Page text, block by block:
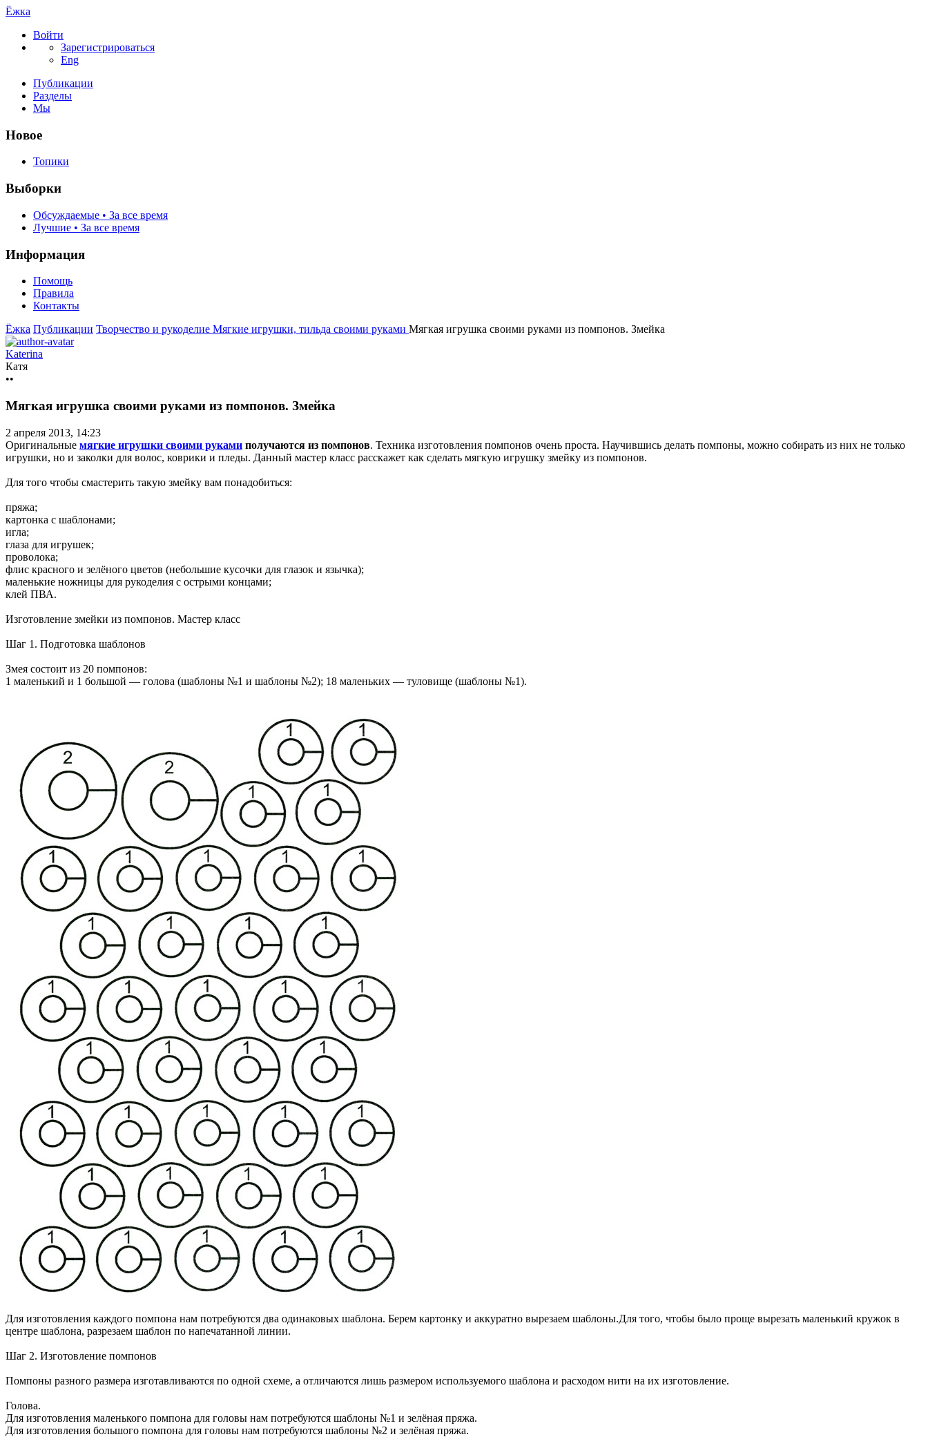
Ёжка
Войти
Зарегистрироваться
Eng
Публикации
Разделы
Мы
Новое
Топики
Выборки
Обсуждаемые • За все время
Лучшие • За все время
Информация
Помощь
Правила
Контакты
Ёжка Публикации Творчество и рукоделие Мягкие игрушки, тильда своими руками Мягкая игрушка своими руками из помпонов. Змейка
Katerina
Катя
••
Мягкая игрушка своими руками из помпонов. Змейка
2 апреля 2013, 14:23
Оригинальные мягкие игрушки своими руками получаются из помпонов. Техника изготовления помпонов очень проста. Научившись делать помпоны, можно собирать из них не только
игрушки, но и заколки для волос, коврики и пледы. Данный мастер класс расскажет как сделать мягкую игрушку змейку из помпонов.
Для того чтобы смастерить такую змейку вам понадобиться:
пряжа;
картонка с шаблонами;
игла;
глаза для игрушек;
проволока;
флис красного и зелёного цветов (небольшие кусочки для глазок и язычка);
маленькие ножницы для рукоделия с острыми концами;
клей ПВА.
Изготовление змейки из помпонов. Мастер класс
Шаг 1. Подготовка шаблонов
Змея состоит из 20 помпонов:
1 маленький и 1 большой — голова (шаблоны №1 и шаблоны №2); 18 маленьких — туловище (шаблоны №1).
Для изготовления каждого помпона нам потребуются два одинаковых шаблона. Берем картонку и аккуратно вырезаем шаблоны.Для того, чтобы было проще вырезать маленький кружок в
центре шаблона, разрезаем шаблон по напечатанной линии.
Шаг 2. Изготовление помпонов
Помпоны разного размера изготавливаются по одной схеме, а отличаются лишь размером используемого шаблона и расходом нити на их изготовление.
Голова.
Для изготовления маленького помпона для головы нам потребуются шаблоны №1 и зелёная пряжа.
Для изготовления большого помпона для головы нам потребуются шаблоны №2 и зелёная пряжа.